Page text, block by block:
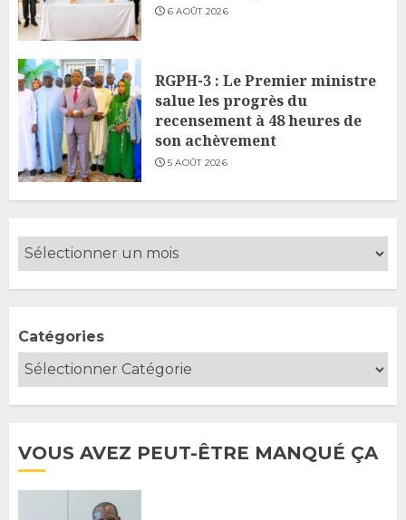
6 AOÛT 2026
RGPH-3 : Le Premier ministre
salue les progrès du
recensement à 48 heures de
son achèvement
5 AOÛT 2026
Catégories
VOUS AVEZ PEUT-ÊTRE MANQUÉ ÇA